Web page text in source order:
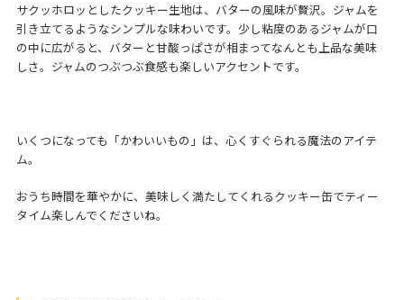
サクッホロッとしたクッキー生地は、バターの風味が贅沢。ジャムを
引き立てるようなシンプルな味わいです。少し粘度のあるジャムが口
の中に広がると、バターと甘酸っぱさが相まってなんとも上品な美味
しさ。ジャムのつぶつぶ食感も楽しいアクセントです。
いくつになっても「かわいいもの」は、心くすぐられる魔法のアイテ
ム。
おうち時間を華やかに、美味しく満たしてくれるクッキー缶でティー
タイム楽しんでくださいね。